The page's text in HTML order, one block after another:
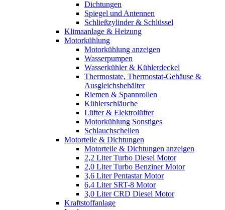
Dichtungen
Spiegel und Antennen
Schließzylinder & Schlüssel
Klimaanlage & Heizung
Motorkühlung
Motorkühlung anzeigen
Wasserpumpen
Wasserkühler & Kühlerdeckel
Thermostate, Thermostat-Gehäuse &
Ausgleichsbehälter
Riemen & Spannrollen
Kühlerschläuche
Lüfter & Elektrolüfter
Motorkühlung Sonstiges
Schlauchschellen
Motorteile & Dichtungen
Motorteile & Dichtungen anzeigen
2,2 Liter Turbo Diesel Motor
2,0 Liter Turbo Benziner Motor
3,6 Liter Pentastar Motor
6,4 Liter SRT-8 Motor
3,0 Liter CRD Diesel Motor
Kraftstoffanlage